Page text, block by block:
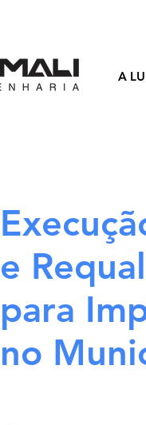
A
e
para
no